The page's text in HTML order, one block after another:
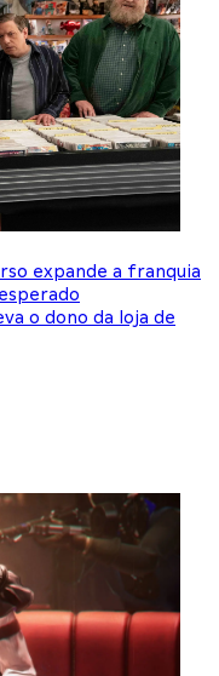
expande a franquia
o dono da loja de